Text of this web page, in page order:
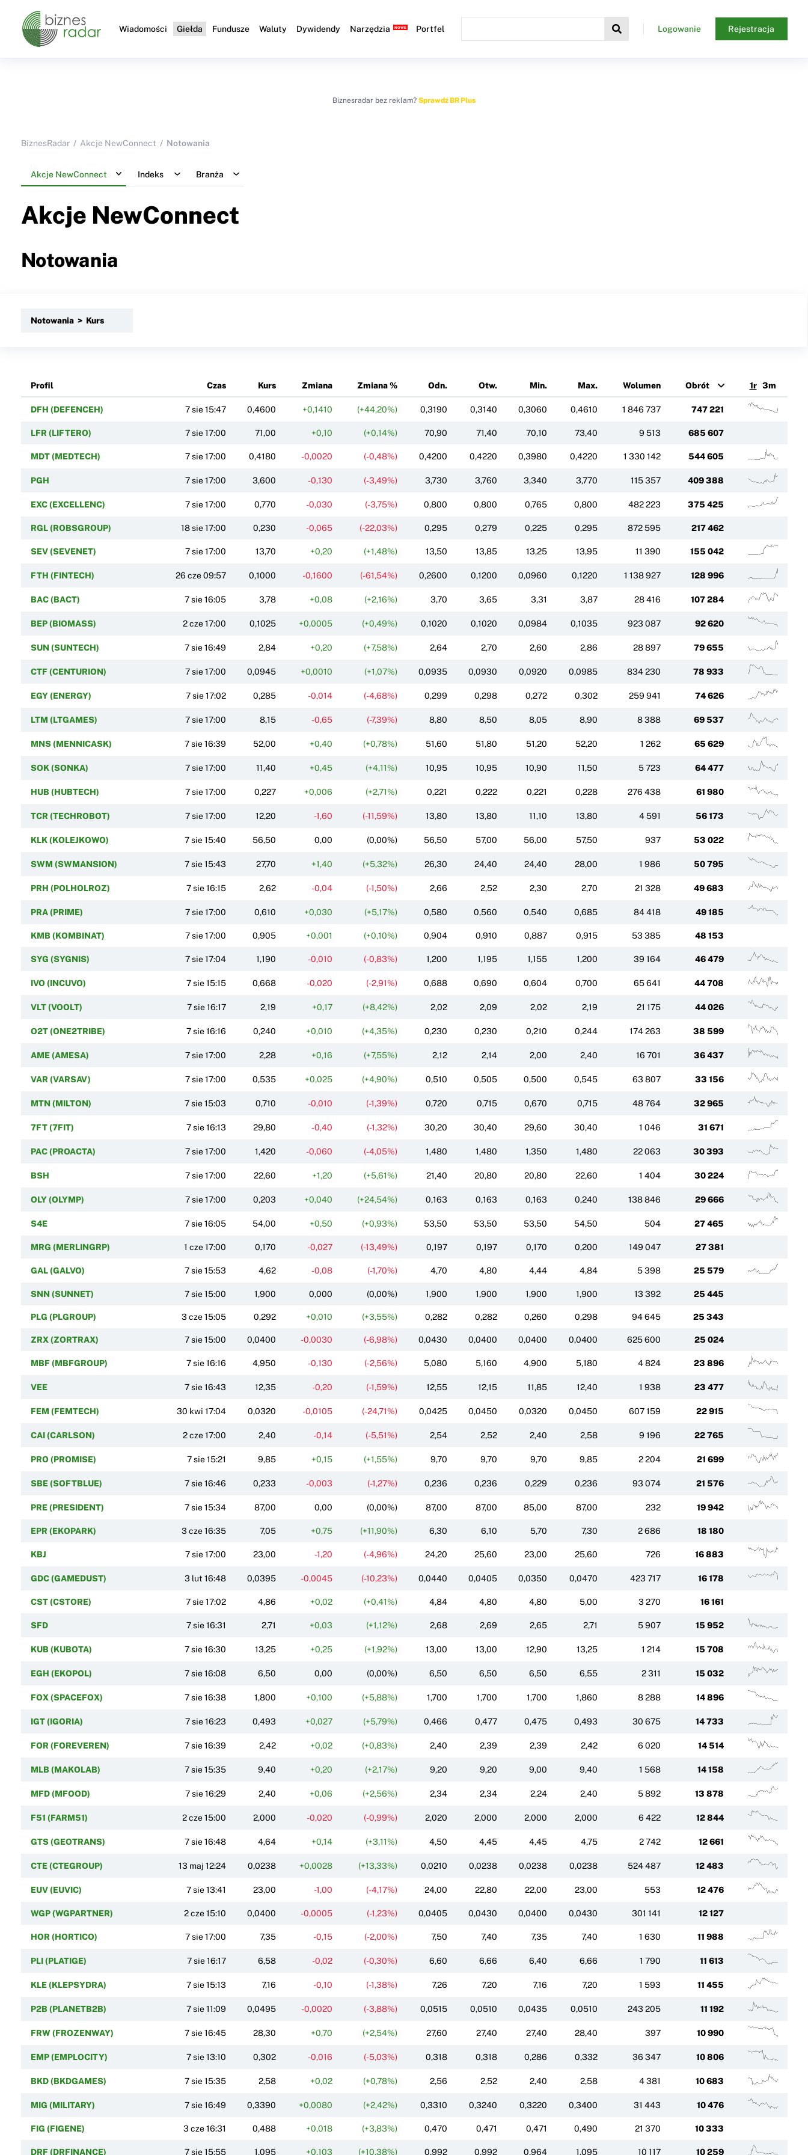
Wiadomości Giełda Fundusze Waluty Dywidendy Narzędzia Portfel Logowanie Rejestracja
Biznesradar bez reklam? Sprawdź BR Plus
BiznesRadar Akcje NewConnect Notowania
Akcje NewConnect Indeks Branża
Akcje NewConnect
Notowania
Notowania > Kurs
Profil Czas Kurs Zmiana Zmiana % Odn. Otw. Min. Max. Wolumen Obrót 1r 3m
DFH (DEFENCEH) 7 sie 15:47 0,4600 +0,1410 (+44,20%) 0,3190 0,3140 0,3060 0,4610 1 846 737 747 221
LFR (LIFTERO) 7 sie 17:00 71,00 +0,10 (+0,14%) 70,90 71,40 70,10 73,40 9 513 685 607
MDT (MEDTECH) 7 sie 17:00 0,4180 -0,0020 (-0,48%) 0,4200 0,4220 0,3980 0,4220 1 330 142 544 605
PGH 7 sie 17:00 3,600 -0,130 (-3,49%) 3,730 3,760 3,340 3,770 115 357 409 388
EXC (EXCELLENC) 7 sie 17:00 0,770 -0,030 (-3,75%) 0,800 0,800 0,765 0,800 482 223 375 425
RGL (ROBSGROUP) 18 sie 17:00 0,230 -0,065 (-22,03%) 0,295 0,279 0,225 0,295 872 595 217 462
SEV (SEVENET) 7 sie 17:00 13,70 +0,20 (+1,48%) 13,50 13,85 13,25 13,95 11 390 155 042
FTH (FINTECH) 26 cze 09:57 0,1000 -0,1600 (-61,54%) 0,2600 0,1200 0,0960 0,1220 1 138 927 128 996
BAC (BACT) 7 sie 16:05 3,78 +0,08 (+2,16%) 3,70 3,65 3,31 3,87 28 416 107 284
BEP (BIOMASS) 2 cze 17:00 0,1025 +0,0005 (+0,49%) 0,1020 0,1020 0,0984 0,1035 923 087 92 620
SUN (SUNTECH) 7 sie 16:49 2,84 +0,20 (+7,58%) 2,64 2,70 2,60 2,86 28 897 79 655
CTF (CENTURION) 7 sie 17:00 0,0945 +0,0010 (+1,07%) 0,0935 0,0930 0,0920 0,0985 834 230 78 933
EGY (ENERGY) 7 sie 17:02 0,285 -0,014 (-4,68%) 0,299 0,298 0,272 0,302 259 941 74 626
LTM (LTGAMES) 7 sie 17:00 8,15 -0,65 (-7,39%) 8,80 8,50 8,05 8,90 8 388 69 537
MNS (MENNICASK) 7 sie 16:39 52,00 +0,40 (+0,78%) 51,60 51,80 51,20 52,20 1 262 65 629
SOK (SONKA) 7 sie 17:00 11,40 +0,45 (+4,11%) 10,95 10,95 10,90 11,50 5 723 64 477
HUB (HUBTECH) 7 sie 17:00 0,227 +0,006 (+2,71%) 0,221 0,222 0,221 0,228 276 438 61 980
TCR (TECHROBOT) 7 sie 17:00 12,20 -1,60 (-11,59%) 13,80 13,80 11,10 13,80 4 591 56 173
KLK (KOLEJKOWO) 7 sie 15:40 56,50 0,00 (0,00%) 56,50 57,00 56,00 57,50 937 53 022
SWM (SWMANSION) 7 sie 15:43 27,70 +1,40 (+5,32%) 26,30 24,40 24,40 28,00 1 986 50 795
PRH (POLHOLROZ) 7 sie 16:15 2,62 -0,04 (-1,50%) 2,66 2,52 2,30 2,70 21 328 49 683
PRA (PRIME) 7 sie 17:00 0,610 +0,030 (+5,17%) 0,580 0,560 0,540 0,685 84 418 49 185
KMB (KOMBINAT) 7 sie 17:00 0,905 +0,001 (+0,10%) 0,904 0,910 0,887 0,915 53 385 48 153
SYG (SYGNIS) 7 sie 17:04 1,190 -0,010 (-0,83%) 1,200 1,195 1,155 1,200 39 164 46 479
IVO (INCUVO) 7 sie 15:15 0,668 -0,020 (-2,91%) 0,688 0,690 0,604 0,700 65 641 44 708
VLT (VOOLT) 7 sie 16:17 2,19 +0,17 (+8,42%) 2,02 2,09 2,02 2,19 21 175 44 026
O2T (ONE2TRIBE) 7 sie 16:16 0,240 +0,010 (+4,35%) 0,230 0,230 0,210 0,244 174 263 38 599
AME (AMESA) 7 sie 17:00 2,28 +0,16 (+7,55%) 2,12 2,14 2,00 2,40 16 701 36 437
VAR (VARSAV) 7 sie 17:00 0,535 +0,025 (+4,90%) 0,510 0,505 0,500 0,545 63 807 33 156
MTN (MILTON) 7 sie 15:03 0,710 -0,010 (-1,39%) 0,720 0,715 0,670 0,715 48 764 32 965
7FT (7FIT) 7 sie 16:13 29,80 -0,40 (-1,32%) 30,20 30,40 29,60 30,40 1 046 31 671
PAC (PROACTA) 7 sie 17:00 1,420 -0,060 (-4,05%) 1,480 1,480 1,350 1,480 22 063 30 393
BSH 7 sie 17:00 22,60 +1,20 (+5,61%) 21,40 20,80 20,80 22,60 1 404 30 224
OLY (OLYMP) 7 sie 17:00 0,203 +0,040 (+24,54%) 0,163 0,163 0,163 0,240 138 846 29 666
S4E 7 sie 16:05 54,00 +0,50 (+0,93%) 53,50 53,50 53,50 54,50 504 27 465
MRG (MERLINGRP) 1 cze 17:00 0,170 -0,027 (-13,49%) 0,197 0,197 0,170 0,200 149 047 27 381
GAL (GALVO) 7 sie 15:53 4,62 -0,08 (-1,70%) 4,70 4,80 4,44 4,84 5 398 25 579
SNN (SUNNET) 7 sie 15:00 1,900 0,000 (0,00%) 1,900 1,900 1,900 1,900 13 392 25 445
PLG (PLGROUP) 3 cze 15:05 0,292 +0,010 (+3,55%) 0,282 0,282 0,260 0,298 94 645 25 343
ZRX (ZORTRAX) 7 sie 15:00 0,0400 -0,0030 (-6,98%) 0,0430 0,0400 0,0400 0,0400 625 600 25 024
MBF (MBFGROUP) 7 sie 16:16 4,950 -0,130 (-2,56%) 5,080 5,160 4,900 5,180 4 824 23 896
VEE 7 sie 16:43 12,35 -0,20 (-1,59%) 12,55 12,15 11,85 12,40 1 938 23 477
FEM (FEMTECH) 30 kwi 17:04 0,0320 -0,0105 (-24,71%) 0,0425 0,0450 0,0320 0,0450 607 159 22 915
CAI (CARLSON) 2 cze 17:00 2,40 -0,14 (-5,51%) 2,54 2,52 2,40 2,58 9 196 22 765
PRO (PROMISE) 7 sie 15:21 9,85 +0,15 (+1,55%) 9,70 9,70 9,70 9,85 2 204 21 699
SBE (SOFTBLUE) 7 sie 16:46 0,233 -0,003 (-1,27%) 0,236 0,236 0,229 0,236 93 074 21 576
PRE (PRESIDENT) 7 sie 15:34 87,00 0,00 (0,00%) 87,00 87,00 85,00 87,00 232 19 942
EPR (EKOPARK) 3 cze 16:35 7,05 +0,75 (+11,90%) 6,30 6,10 5,70 7,30 2 686 18 180
KBJ 7 sie 17:00 23,00 -1,20 (-4,96%) 24,20 25,60 23,00 25,60 726 16 883
GDC (GAMEDUST) 3 lut 16:48 0,0395 -0,0045 (-10,23%) 0,0440 0,0405 0,0350 0,0470 423 717 16 178
CST (CSTORE) 7 sie 17:02 4,86 +0,02 (+0,41%) 4,84 4,80 4,80 5,00 3 270 16 161
SFD 7 sie 16:31 2,71 +0,03 (+1,12%) 2,68 2,69 2,65 2,71 5 907 15 952
KUB (KUBOTA) 7 sie 16:30 13,25 +0,25 (+1,92%) 13,00 13,00 12,90 13,25 1 214 15 708
EGH (EKOPOL) 7 sie 16:08 6,50 0,00 (0,00%) 6,50 6,50 6,50 6,55 2 311 15 032
FOX (SPACEFOX) 7 sie 16:38 1,800 +0,100 (+5,88%) 1,700 1,700 1,700 1,860 8 288 14 896
IGT (IGORIA) 7 sie 16:23 0,493 +0,027 (+5,79%) 0,466 0,477 0,475 0,493 30 675 14 733
FOR (FOREVEREN) 7 sie 16:39 2,42 +0,02 (+0,83%) 2,40 2,39 2,39 2,42 6 020 14 514
MLB (MAKOLAB) 7 sie 15:35 9,40 +0,20 (+2,17%) 9,20 9,20 9,00 9,40 1 568 14 158
MFD (MFOOD) 7 sie 16:29 2,40 +0,06 (+2,56%) 2,34 2,34 2,24 2,40 5 892 13 878
F51 (FARM51) 2 cze 15:00 2,000 -0,020 (-0,99%) 2,020 2,000 2,000 2,000 6 422 12 844
GTS (GEOTRANS) 7 sie 16:48 4,64 +0,14 (+3,11%) 4,50 4,45 4,45 4,75 2 742 12 661
CTE (CTEGROUP) 13 maj 12:24 0,0238 +0,0028 (+13,33%) 0,0210 0,0238 0,0238 0,0238 524 487 12 483
EUV (EUVIC) 7 sie 13:41 23,00 -1,00 (-4,17%) 24,00 22,80 22,00 23,00 553 12 476
WGP (WGPARTNER) 2 cze 15:10 0,0400 -0,0005 (-1,23%) 0,0405 0,0430 0,0400 0,0430 301 141 12 127
HOR (HORTICO) 7 sie 17:00 7,35 -0,15 (-2,00%) 7,50 7,40 7,35 7,40 1 630 11 988
PLI (PLATIGE) 7 sie 16:17 6,58 -0,02 (-0,30%) 6,60 6,66 6,40 6,66 1 790 11 613
KLE (KLEPSYDRA) 7 sie 15:13 7,16 -0,10 (-1,38%) 7,26 7,20 7,16 7,20 1 593 11 455
P2B (PLANETB2B) 7 sie 11:09 0,0495 -0,0020 (-3,88%) 0,0515 0,0510 0,0435 0,0510 243 205 11 192
FRW (FROZENWAY) 7 sie 16:45 28,30 +0,70 (+2,54%) 27,60 27,40 27,40 28,40 397 10 990
EMP (EMPLOCITY) 7 sie 13:10 0,302 -0,016 (-5,03%) 0,318 0,318 0,286 0,332 36 347 10 806
BKD (BKDGAMES) 7 sie 15:35 2,58 +0,02 (+0,78%) 2,56 2,52 2,40 2,58 4 381 10 683
MIG (MILITARY) 7 sie 16:49 0,3390 +0,0080 (+2,42%) 0,3310 0,3240 0,3220 0,3400 31 443 10 476
FIG (FIGENE) 3 cze 16:31 0,488 +0,018 (+3,83%) 0,470 0,471 0,471 0,490 21 370 10 333
DRF (DRFINANCE) 7 sie 15:55 1,095 +0,103 (+10,38%) 0,992 0,992 0,964 1,095 10 117 10 259